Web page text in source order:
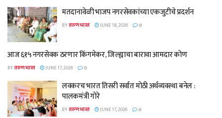
मतदानावेळी भाजप नगरसेवकांच्या एकजुटीचे प्रदर्शन
BYतरुण भारत JUNE 18, 2026 0
आज ६१५ नगरसेवक ठरणार किंगमेकर, जिल्ह्याचा बारावा आमदार कोण
BYतरुण भारत JUNE 17, 2026 0
लवकरच भारत तिसरी सर्वात मोठी अर्थव्यवस्था बनेल :
पालकमंत्री गोरे
BYतरुण भारत JUNE 17, 2026 0